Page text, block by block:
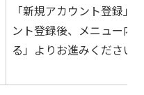
「新規アカウント登録」
ント登録後、メニュー内
る」よりお進みください